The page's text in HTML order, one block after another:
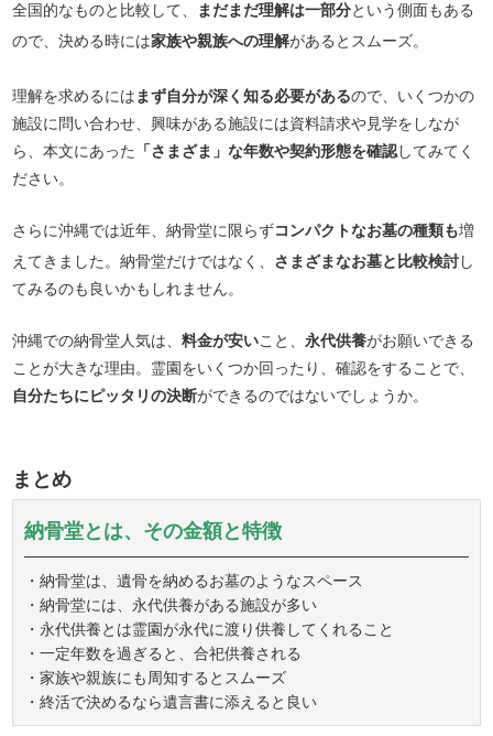
全国的なものと比較して、
まだまだ理解は一部分という側面もある
ので、決める時には家族や親族への理解があるとスムーズ。
理解を求めるにはまず自分が深く知る必要があるので、いくつかの
施設に問い合わせ、興味がある施設には資料請求や見学をしなが
ら、本文にあった
「さまざま」な年数や契約形態を確認してみてく
ださい。
さらに沖縄では近年、納骨堂に限らずコンパクトなお墓の種類も増
えてきました。納骨堂だけではなく、 さまざまなお墓と比較検討し
てみるのも良いかもしれません。
沖縄での納骨堂人気は、料金が安いこと、永代供養がお願いできる
ことが大きな理由。霊園をいくつか回ったり、確認をすることで、
自分たちにピッタリの決断ができるのではないでしょうか。
まとめ
納骨堂とは、その金額と特徴
・納骨堂は、遺骨を納めるお墓のようなスペース
・納骨堂には、永代供養がある施設が多い
・永代供養とは霊園が永代に渡り供養してくれること
・一定年数を過ぎると、合祀供養される
・家族や親族にも周知するとスムーズ
・終活で決めるなら遺言書に添えると良い